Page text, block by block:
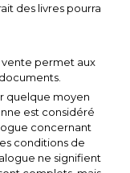
des livres pourra
permet aux
quelque moyen
est considéré
concernant
conditions de
ne signifient